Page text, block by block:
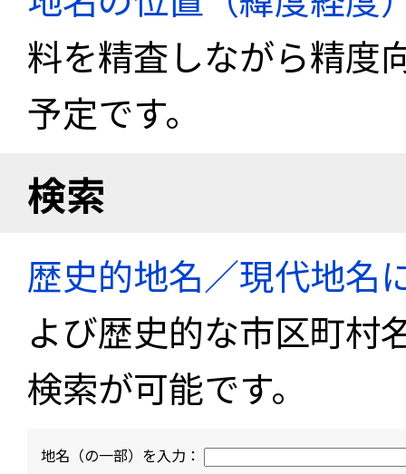
料を精査しながら精度
予定です。
検索
歴史的地名／現代地名
よび歴史的な市区町村
検索が可能です。
地名（の一部）を入力：